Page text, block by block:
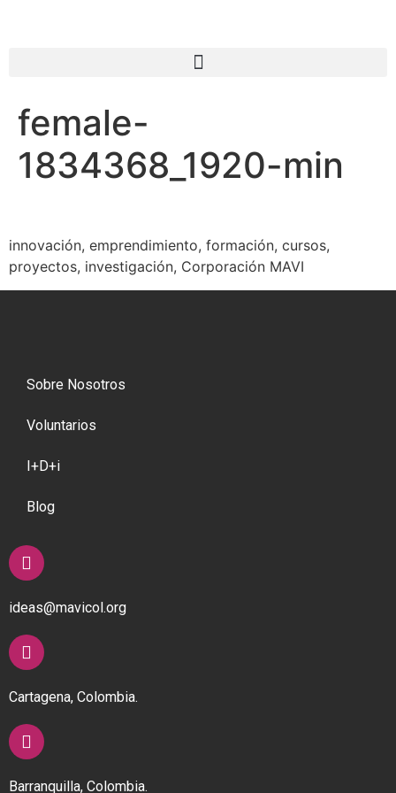
female-
1834368_1920-min
innovación, emprendimiento, formación, cursos,
proyectos, investigación, Corporación MAVI
Sobre Nosotros
Voluntarios
I+D+i
Blog
ideas@mavicol.org
Cartagena, Colombia.
Barranquilla, Colombia.